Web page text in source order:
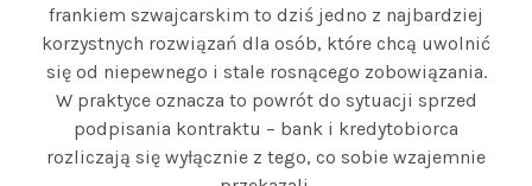
frankiem szwajcarskim to dziś jedno z najbardziej
korzystnych rozwiązań dla osób, które chcą uwolnić
się od niepewnego i stale rosnącego zobowiązania.
W praktyce oznacza to powrót do sytuacji sprzed
podpisania kontraktu – bank i kredytobiorca
rozliczają się wyłącznie z tego, co sobie wzajemnie